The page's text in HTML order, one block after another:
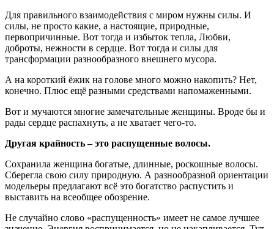
Для правильного взаимодействия с миром нужны силы. И
силы, не просто какие, а настоящие, природные,
первопричинные. Вот тогда и избыток тепла, Любви,
доброты, нежности в сердце. Вот тогда и силы для
трансформации разнообразного внешнего мусора.
А на короткий ёжик на голове много можно накопить? Нет,
конечно. Плюс ещё разными средствами напомаженными.
Вот и мучаются многие замечательные женщины. Вроде бы и
рады сердце распахнуть, а не хватает чего-то.
Другая крайность – это распущенные волосы.
Сохранила женщина богатые, длинные, роскошные волосы.
Сберегла свою силу природную. А разнообразной ориентации
модельеры предлагают всё это богатство распустить и
выставить на всеобщее обозрение.
Не случайно слово «распущенность» имеет не самое лучшее